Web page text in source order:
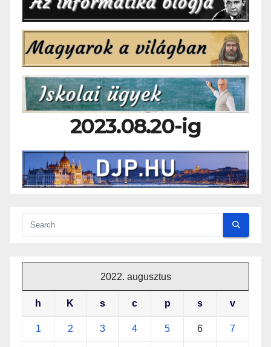
2023.08.20-ig
2022. augusztus
h K s c p s v
1 2 3 4 5 6 7